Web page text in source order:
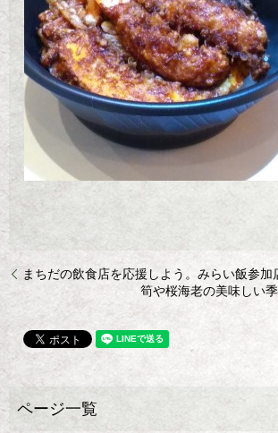
まちだの飲食店を応援しよう。みらい飯参加
筍や桜海老の美味しい